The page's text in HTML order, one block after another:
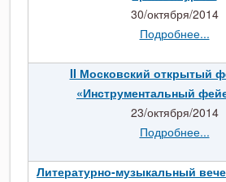
30/октября/2014
Подробнее...
II Московский открытый
«Инструментальный
23/октября/2014
Подробнее...
Литературно-музыкальный